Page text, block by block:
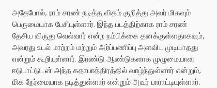
அதேபோல், ராம் சரண் நடித்த விதம் குறித்து அவர் மிகவும்
பெருமையாக பேசியுள்ளார். இந்த படத்திற்காக ராம் சரண்
தேசிய விருது வெல்வார் என்ற நம்பிக்கை தனக்குள்ளதாகவும்,
அவரது உடல் மாற்றம் மற்றும் அர்ப்பணிப்பு அளவிட முடியாதது
என்றும் கூறியுள்ளார். இரண்டு ஆண்டுகளாக முழுமையான
ஈடுபாட்டுடன் அந்த கதாபாத்திரத்தில் வாழ்ந்துள்ளார் என்றும்,
மிக நேர்மையாக நடித்துள்ளார் என்றும் அவர் பாராட்டியுள்ளார்.